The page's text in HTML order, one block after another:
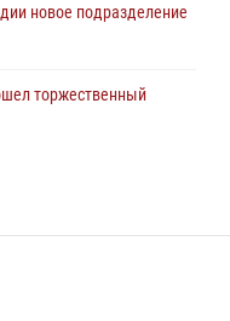
новое подразделение
торжественный
легендарное оружие